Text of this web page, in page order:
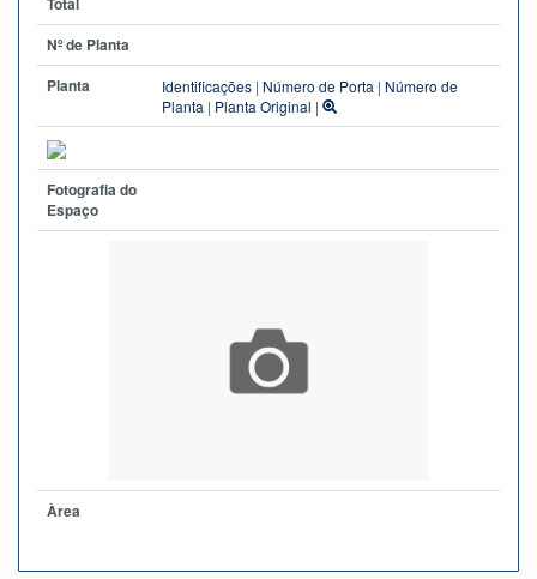
Nº de Planta
Planta
Identificações | Número de Porta | Número de
Planta | Planta Original |
Fotografia do
Espaço
Àrea